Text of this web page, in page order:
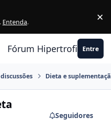
Entenda. ×
Fórum Hipertrofia.org
Entre
Dieta e
Seguidores